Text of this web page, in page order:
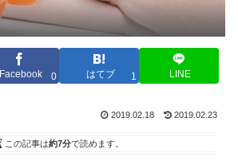
Facebook 0 はてブ 1 LINE
2019.02.18 2019.02.23
この記事は約7分で読めます。